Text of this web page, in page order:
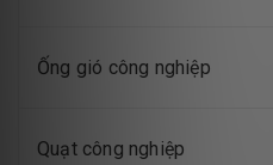
Ống gió công nghiệp
Quạt công nghiệp